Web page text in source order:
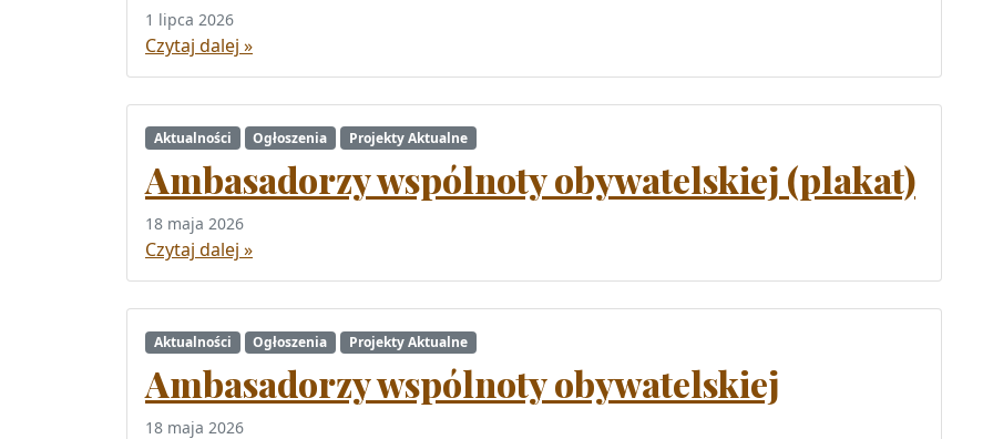
1 lipca 2026
Czytaj dalej »
Aktualności Ogłoszenia Projekty Aktualne
Ambasadorzy wspólnoty obywatelskiej (plakat)
18 maja 2026
Czytaj dalej »
Aktualności Ogłoszenia Projekty Aktualne
Ambasadorzy wspólnoty obywatelskiej
18 maja 2026